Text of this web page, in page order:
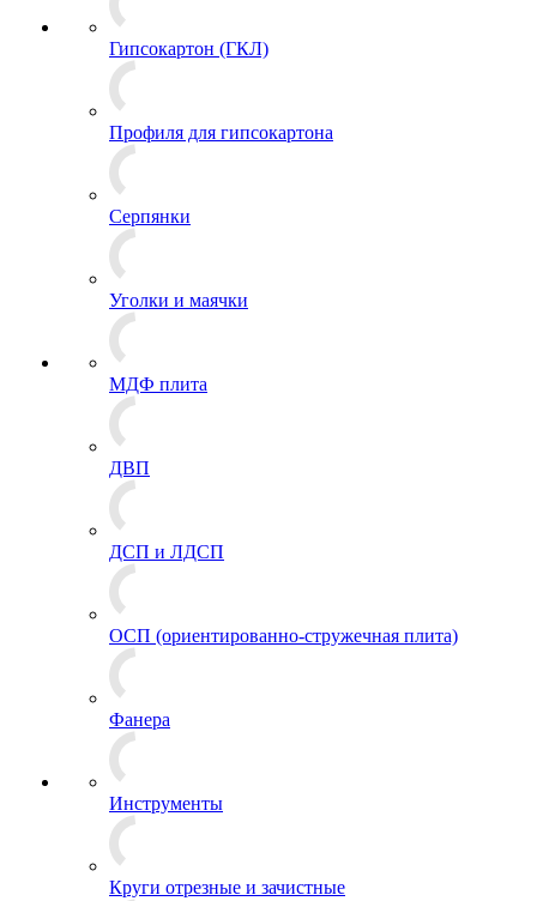
Гипсокартон (ГКЛ)
Профиля для гипсокартона
Серпянки
Уголки и маячки
МДФ плита
ДВП
ДСП и ЛДСП
ОСП (ориентированно-стружечная плита)
Фанера
Инструменты
Круги отрезные и зачистные